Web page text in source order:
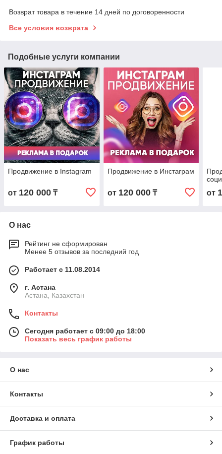
Возврат товара в течение 14 дней по договоренности
Все условия возврата
Подобные услуги компании
Продвижение в Instagram
от 120 000 ₸
Продвижение в Инстаграм
от 120 000₸ от
О нас
Рейтинг не сформирован
Менее 5 отзывов за последний год
Работает с 11.08.2014
г. Астана
Астана, Казахстан
Контакты
Сегодня работает с 09:00 до 18:00
Показать весь график работы
О нас
Контакты
Доставка и оплата
График работы